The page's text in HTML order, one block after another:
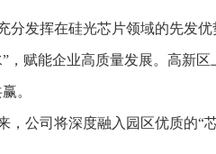
分发挥在硅光芯片领域的先发
赋能企业高质量发展。高新区
。
公司将深度融入园区优质的“